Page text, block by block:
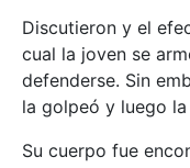
Discutieron y el
cual la joven se
defenderse. Sin
la golpeó y luego
Su cuerpo fue